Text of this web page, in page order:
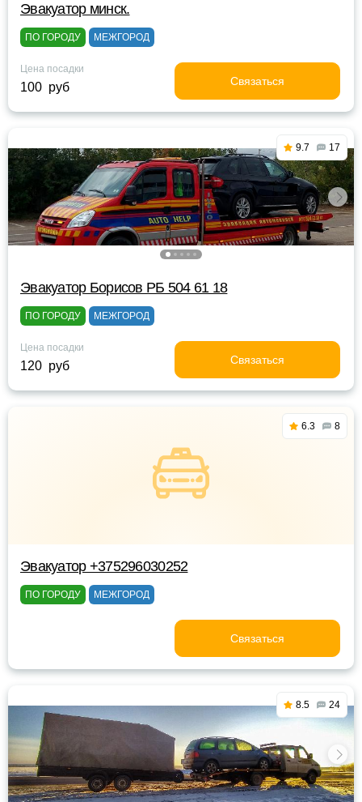
Эвакуатор минск.
ПО ГОРОДУ МЕЖГОРОД
Цена посадки
100 руб Связаться
9.7 17
Эвакуатор Борисов РБ 504 61 18
ПО ГОРОДУ МЕЖГОРОД
Цена посадки
120 руб Связаться
6.3 8
Эвакуатор +375296030252
ПО ГОРОДУ МЕЖГОРОД
Связаться
8.5 24